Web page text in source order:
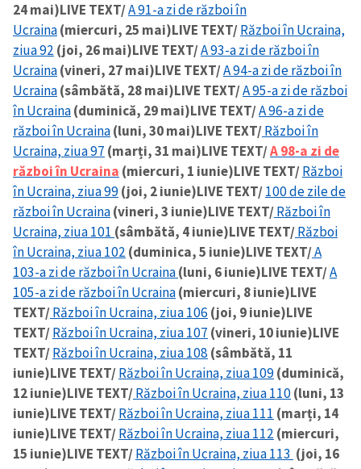
24 mai)LIVE TEXT/A 91-a zi de război în
Ucraina(miercuri, 25 mai)LIVE TEXT/Război în Ucraina,
ziua 92 (joi, 26 mai)LIVE TEXT/A 93-a zi de război în
Ucraina(vineri, 27 mai)LIVE TEXT/A 94-a zi de război în
Ucraina(sâmbătă, 28 mai)LIVE TEXT/A 95-a zi de război
în Ucraina(duminică, 29 mai)LIVE TEXT/A 96-a zi de
război în Ucraina(luni, 30 mai)LIVE TEXT/Război în
Ucraina, ziua 97 (marți, 31 mai)LIVE TEXT/A 98-a zi de
război în Ucraina (miercuri, 1 iunie)LIVE TEXT/Război
în Ucraina, ziua 99(joi, 2 iunie)LIVE TEXT/100 de zile de
război în Ucraina(vineri, 3 iunie)LIVE TEXT/Război în
Ucraina, ziua 101 (sâmbătă, 4 iunie)LIVE TEXT/Război
în Ucraina, ziua 102 (duminica, 5 iunie)LIVE TEXT/A
103-a zi de război în Ucraina(luni, 6 iunie)LIVE TEXT/A
105-a zi de război în Ucraina(miercuri, 8 iunie)LIVE
TEXT/Război în Ucraina, ziua 106 (joi, 9 iunie)LIVE
TEXT/Război în Ucraina, ziua 107 (vineri, 10 iunie)LIVE
TEXT/Război în Ucraina, ziua 108 (sâmbătă, 11
iunie)LIVE TEXT/Război în Ucraina, ziua 109(duminică,
12 iunie)LIVE TEXT/Război în Ucraina, ziua 110(luni, 13
iunie)LIVE TEXT/Război în Ucraina, ziua 111 (marți, 14
iunie)LIVE TEXT/Război în Ucraina, ziua 112 (miercuri,
15 iunie)LIVE TEXT/Război în Ucraina, ziua 113 (joi, 16